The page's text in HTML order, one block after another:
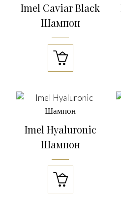
Imel Caviar Black
Шампон

Imel Hyaluronic
Шампон
